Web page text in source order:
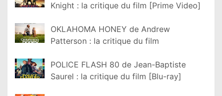
Knight : la critique du film [Prime Video]
OKLAHOMA HONEY de Andrew
Patterson : la critique du film
POLICE FLASH 80 de Jean-Baptiste
Saurel : la critique du film [Blu-ray]